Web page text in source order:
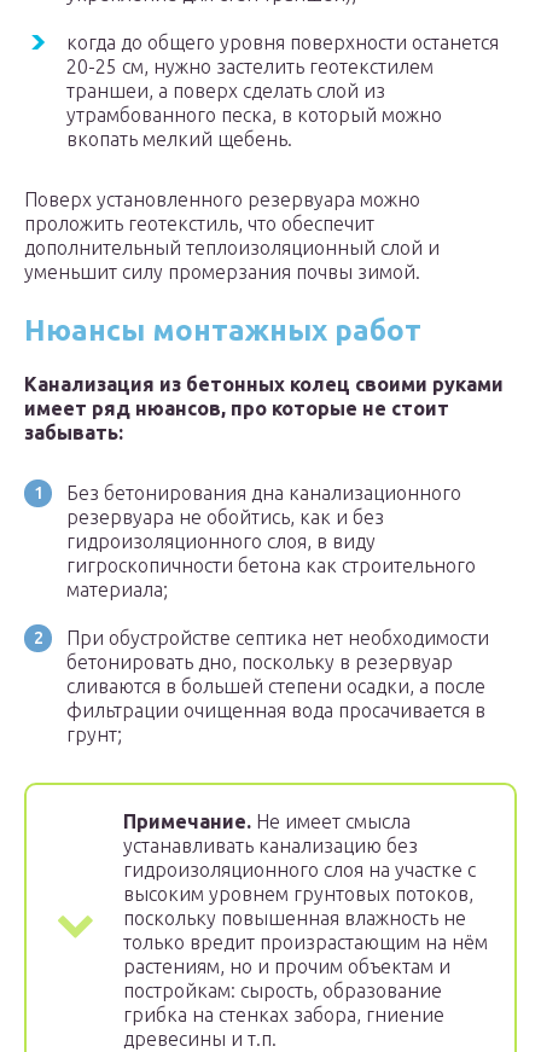
когда до общего уровня поверхности останется
20-25 см, нужно застелить геотекстилем
траншеи, а поверх сделать слой из
утрамбованного песка, в который можно
вкопать мелкий щебень.
Поверх установленного резервуара можно
проложить геотекстиль, что обеспечит
дополнительный теплоизоляционный слой и
уменьшит силу промерзания почвы зимой.
Нюансы монтажных работ
Канализация из бетонных колец своими руками
имеет ряд нюансов, про которые не стоит
забывать:
Без бетонирования дна канализационного
резервуара не обойтись, как и без
гидроизоляционного слоя, в виду
гигроскопичности бетона как строительного
материала;
При обустройстве септика нет необходимости
бетонировать дно, поскольку в резервуар
сливаются в большей степени осадки, а после
фильтрации очищенная вода просачивается в
грунт;
Примечание. Не имеет смысла
устанавливать канализацию без
гидроизоляционного слоя на участке с
высоким уровнем грунтовых потоков,
поскольку повышенная влажность не
только вредит произрастающим на нём
растениям, но и прочим объектам и
постройкам: сырость, образование
грибка на стенках забора, гниение
древесины и т.п.